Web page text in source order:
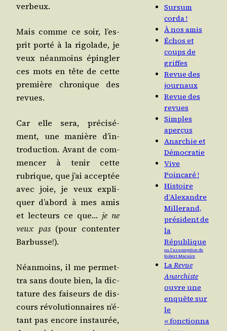
verbeux.
Mais comme ce soir, l’es­
prit por­té à la rigo­lade, je
veux néan­moins épin­gler
ces mots en tête de cette
pre­mière chro­nique des
revues.
Car elle sera, pré­ci­sé­
ment, une manière d’in­
tro­duc­tion. Avant de com­
men­cer à tenir cette
rubrique, que j’ai accep­tée
avec joie, je veux expli­
quer d’a­bord à mes amis
et lec­teurs ce que… je ne
veux pas(pour conten­ter
Barbusse!).
Néan­moins, il me per­met­
tra sans doute bien, la dic­
ta­ture des fai­seurs de dis­
cours révo­lu­tion­naires n’é­
tant pas encore ins­tau­rée,
Sursum
corda !
À nos amis
Échos et
coups de
griffes
Revue des
journaux
Revue des
revues
Simples
aperçus
Anarchie et
Démocratie
Vive
Poincaré !
Histoire
d’Alexandre
Millerand,
président de
la
République
ou l’assomption de
Robert Macaire
LaRevue
Anarchiste
ouvre une
enquête sur
le
« fonctionna